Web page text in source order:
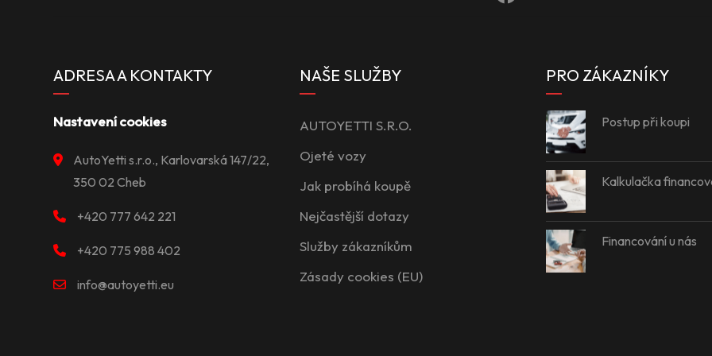
ADRESA A KONTAKTY
Nastavení cookies
AutoYetti s.r.o., Karlovarská 147/22,
350 02 Cheb
+420 777 642 221
+420 775 988 402
info@autoyetti.eu
NAŠE SLUŽBY
AUTOYETTI S.R.O.
Ojeté vozy
Jak probíhá koupě
Nejčastější dotazy
Služby zákazníkům
Zásady cookies (EU)
PRO ZÁKAZNÍKY
Postup při koupi
Kalkulačka
Financování u nás